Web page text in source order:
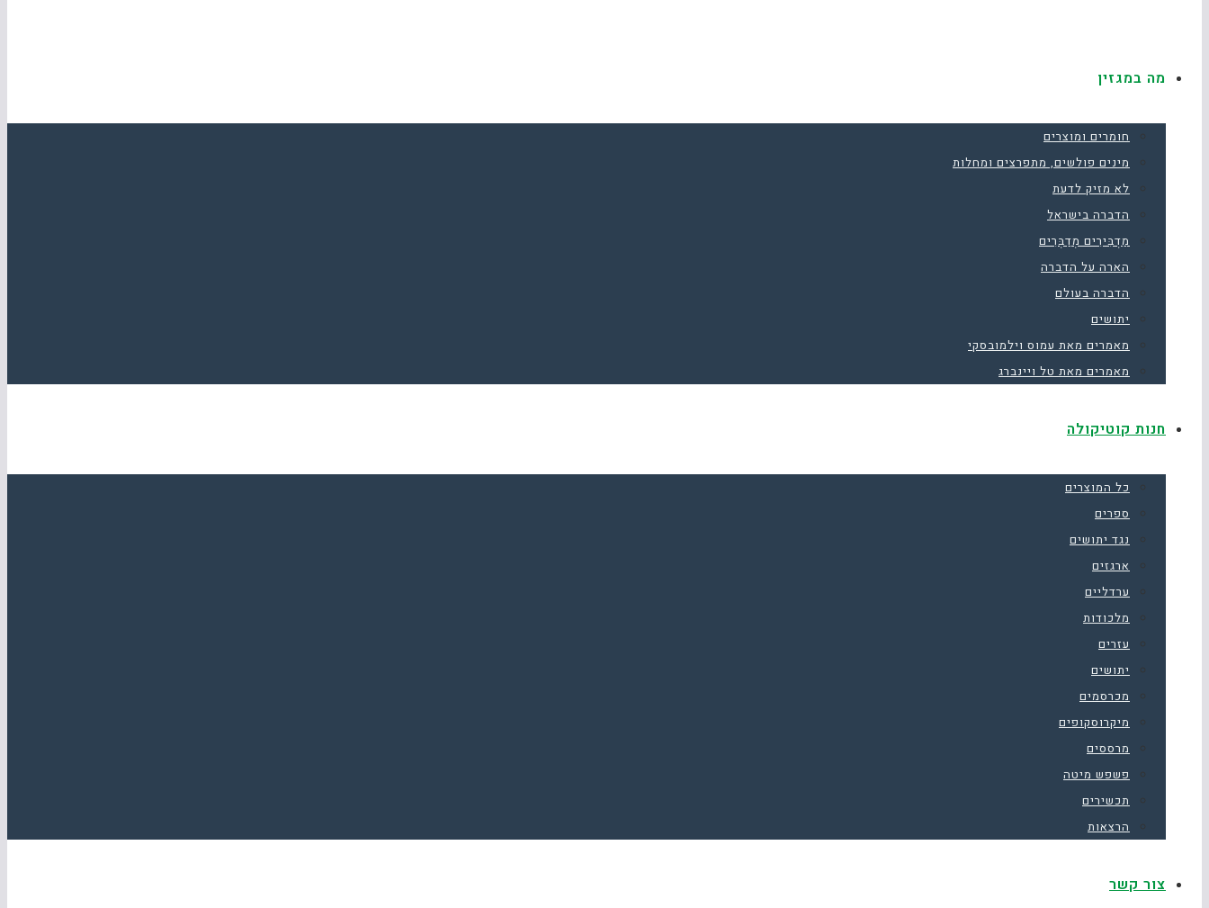
מה במגזין
חומרים ומוצרים
מינים פולשים, מתפרצים ומחלות
לא מזיק לדעת
הדברה בישראל
מַדְבִּירִים מְדַבְּרִים
הארה על הדברה
הדברה בעולם
יתושים
מאמרים מאת עמוס וילמובסקי
מאמרים מאת טל ויינברג
חנות קוטיקולה
כל המוצרים
ספרים
נגד יתושים
ארגזים
ערדליים
מלכודות
עזרים
יתושים
מכרסמים
מיקרוסקופים
מרססים
פשפש מיטה
תכשירים
הרצאות
צור קשר